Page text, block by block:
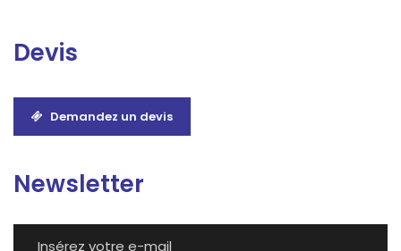
Devis
Demandez un devis
Newsletter